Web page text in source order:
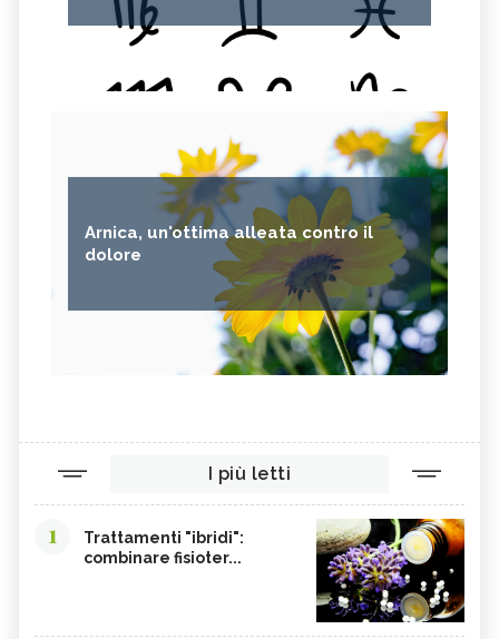
Arnica, un'ottima alleata contro il
dolore
I più letti
1
Trattamenti "ibridi":
combinare fisioter...